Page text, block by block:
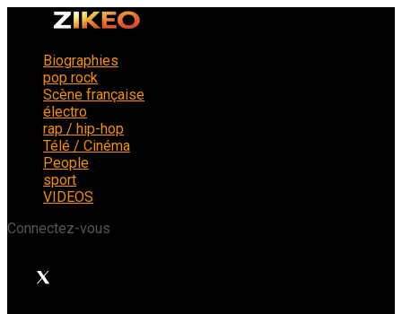
Biographies
pop rock
Scène française
électro
rap / hip-hop
Télé / Cinéma
People
sport
VIDEOS
Connectez-vous